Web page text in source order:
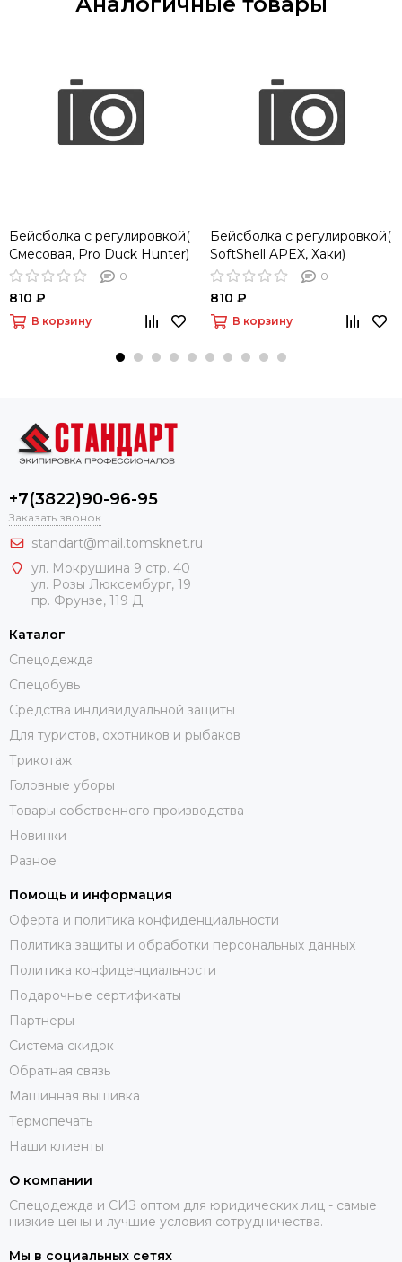
Бейсболка с регулировкой(
Смесовая, Pro Duck Hunter)
0
810 ₽
В корзину
Бейсболка с регулировкой(
SoftShell APEX, Хаки)
0
810 ₽
В корзину
+7(3822)90-96-95
Заказать звонок
standart@mail.tomsknet.ru
ул. Мокрушина 9 стр. 40
ул. Розы Люксембург, 19
пр. Фрунзе, 119 Д
Каталог
Спецодежда
Спецобувь
Средства индивидуальной защиты
Для туристов, охотников и рыбаков
Трикотаж
Головные уборы
Товары собственного производства
Новинки
Разное
Помощь и информация
Оферта и политика конфиденциальности
Политика защиты и обработки персональных данных
Политика конфиденциальности
Подарочные сертификаты
Партнеры
Система скидок
Обратная связь
Машинная вышивка
Термопечать
Наши клиенты
О компании
Спецодежда и СИЗ оптом для юридических лиц - самые
низкие цены и лучшие условия сотрудничества.
Мы в социальных сетях